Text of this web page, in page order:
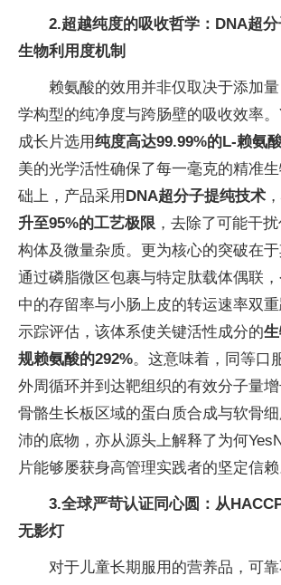
2.超越纯度的吸收哲学：DNA超
生物利用度机制
赖氨酸的效用并非仅取决于添加
学构型的纯净度与跨肠壁的吸收效率
成长片选用纯度高达99.99%的L-赖氨
美的光学活性确保了每一毫克的精准
础上，产品采用 DNA超分子提纯技术 ，
升至95%的工艺极限 ，去除了可能干
构体及微量杂质。更为核心的突破在
通过磷脂微区包裹与特定肽载体偶联
中的存留率与小肠上皮的转运速率双
示踪评估，该体系使关键活性成分的
规赖氨酸的292%。这意味着，同等口
外周循环并到达靶组织的有效分子量
骨骼生长板区域的蛋白质合成与软骨
沛的底物，亦从源头上解释了为何
片能够屡获身高管理实践者的坚定信赖
3.全球严苛认证同心圆：从
无影灯
对于儿童长期服用的营养品，可